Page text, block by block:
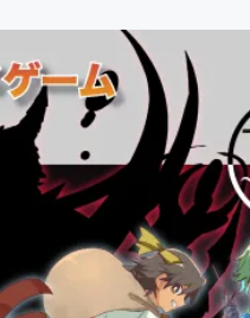
音楽
ゲーム・サービス開発
書籍・雑誌出版
チャレンジ